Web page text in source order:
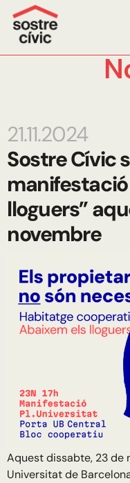
21.11.2024
Sostre Cívic
lloguers”
novembre
Aquest dissabte, 23 de
Universitat de